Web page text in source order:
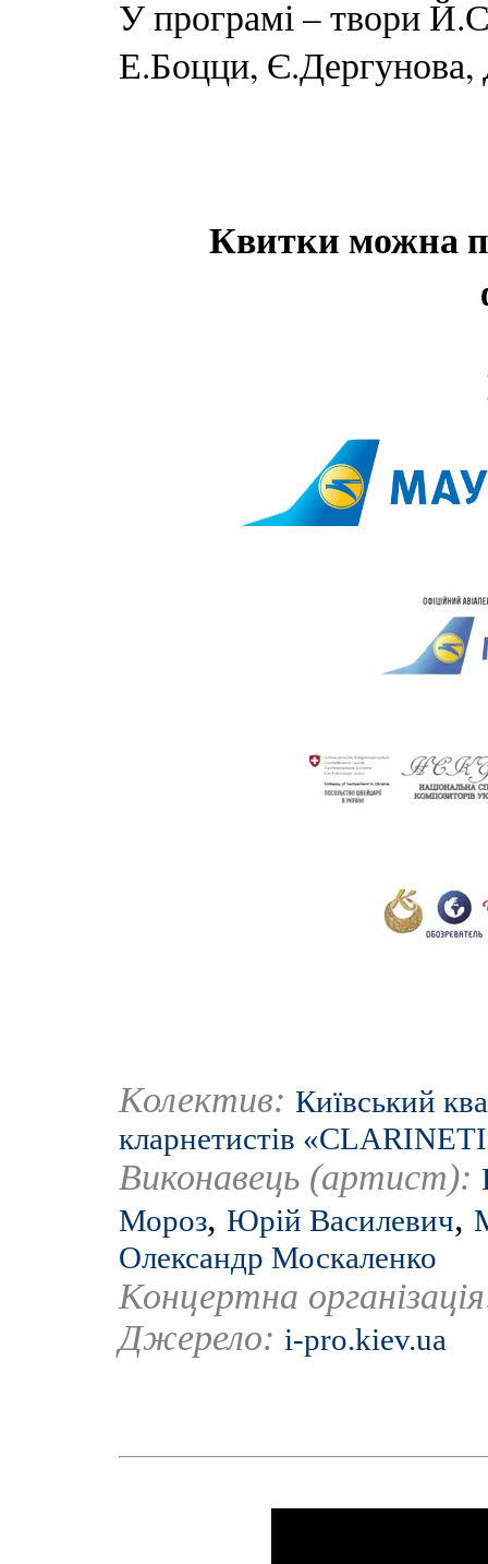
У програмі – твори
Е.Боцци,
Квитки можна
Колектив: Київський
кларнетистів
Виконавець (артист):
Мороз, Юрій Василевич,
Олександр Москаленко
Концертна
Джерело: i-pro.kiev.ua